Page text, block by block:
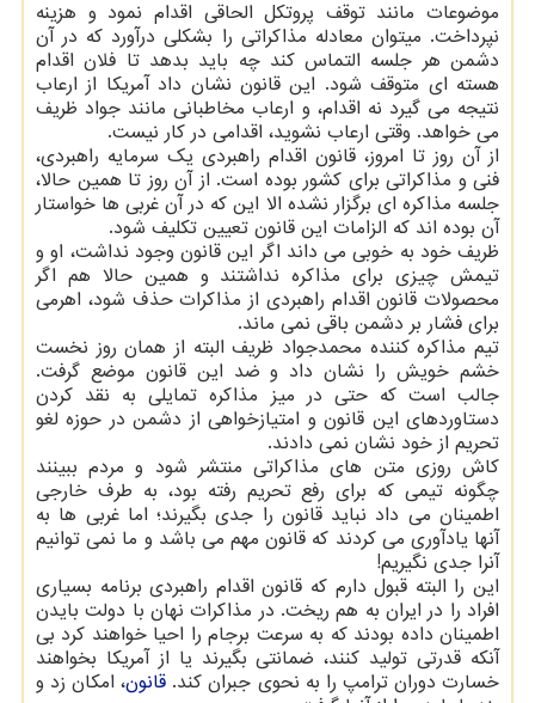
موضوعات مانند توقف پروتکل الحاقی اقدام نمود و هزینه
نپرداخت. میتوان معادله مذاکراتی را بشکلی درآورد که در آن
دشمن هر جلسه التماس کند چه باید بدهد تا فلان اقدام
هسته ای متوقف شود. این قانون نشان داد آمریکا از ارعاب
نتیجه می گیرد نه اقدام، و ارعاب مخاطبانی مانند جواد ظریف
می خواهد. وقتی ارعاب نشوید، اقدامی در کار نیست.
از آن روز تا امروز، قانون اقدام راهبردی یک سرمایه راهبردی،
فنی و مذاکراتی برای کشور بوده است. از آن روز تا همین حالا،
جلسه مذاکره ای برگزار نشده الا این که در آن غربی ها خواستار
آن بوده اند که الزامات این قانون تعیین تکلیف شود.
ظریف خود به خوبی می داند اگر این قانون وجود نداشت، او و
تیمش چیزی برای مذاکره نداشتند و همین حالا هم اگر
محصولات قانون اقدام راهبردی از مذاکرات حذف شود، اهرمی
برای فشار بر دشمن باقی نمی ماند.
تیم مذاکره کننده محمدجواد ظریف البته از همان روز نخست
خشم خویش را نشان داد و ضد این قانون موضع گرفت.
جالب است که حتی در میز مذاکره تمایلی به نقد کردن
دستاوردهای این قانون و امتیازخواهی از دشمن در حوزه لغو
تحریم از خود نشان نمی دادند.
کاش روزی متن های مذاکراتی منتشر شود و مردم ببینند
چگونه تیمی که برای رفع تحریم رفته بود، به طرف خارجی
اطمینان می داد نباید قانون را جدی بگیرند؛ اما غربی ها به
آنها یادآوری می کردند که قانون مهم می باشد و ما نمی توانیم
آنرا جدی نگیریم!
این را البته قبول دارم که قانون اقدام راهبردی برنامه بسیاری
افراد را در ایران به هم ریخت. در مذاکرات نهان با دولت بایدن
اطمینان داده بودند که به سرعت برجام را احیا خواهند کرد بی
آنکه قدرتی تولید کنند، ضمانتی بگیرند یا از آمریکا بخواهند
خسارت دوران ترامپ را به نحوی جبران کند. قانون، امکان زد و